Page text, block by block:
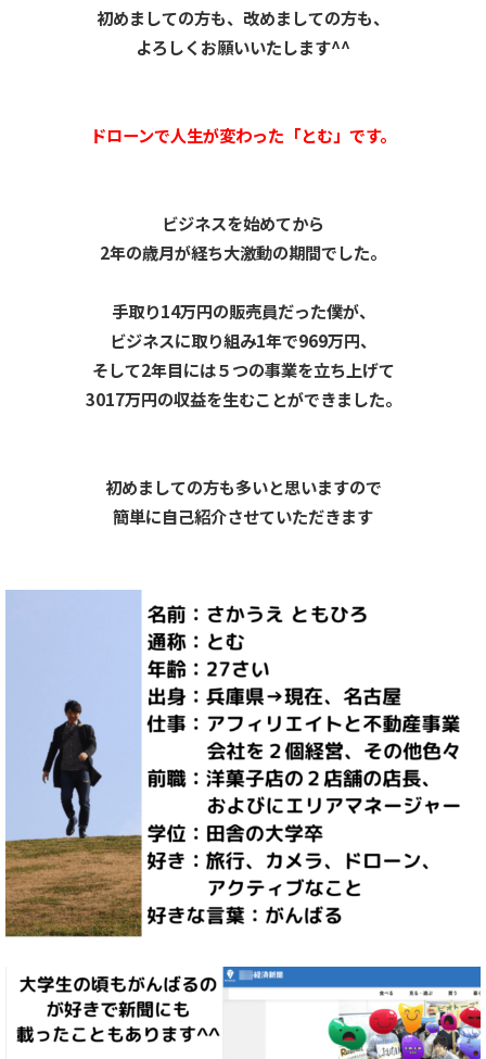
初めましての方も、改めましての方も、
よろしくお願いいたします^^
ドローンで人生が変わった「とむ」です。
ビジネスを始めてから
2年の歳月が経ち大激動の期間でした。
手取り14万円の販売員だった僕が、
ビジネスに取り組み1年で969万円、
そして2年目には５つの事業を立ち上げて
3017万円の収益を生むことができました。
初めましての方も多いと思いますので
簡単に自己紹介させていただきます